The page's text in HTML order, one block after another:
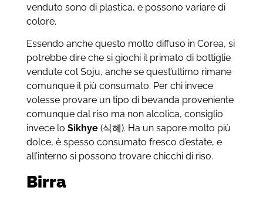
venduto sono di plastica, e possono variare di
colore.
Essendo anche questo molto diffuso in Corea, si
potrebbe dire che si giochi il primato di bottiglie
vendute col Soju, anche se quest’ultimo rimane
comunque il più consumato. Per chi invece
volesse provare un tipo di bevanda proveniente
comunque dal riso ma non alcolica, consiglio
invece lo Sikhye(식혜). Ha un sapore molto più
dolce, è spesso consumato fresco d’estate, e
all’interno si possono trovare chicchi di riso.
Birra